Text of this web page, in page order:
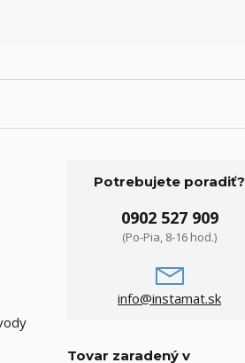
Potrebujete poradiť?
0902 527 909
(Po-Pia, 8-16 hod.)
info@instamat.sk
Tovar zaradený v